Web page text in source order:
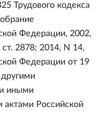
Трудового кодекса
Федерации, 2002,
2878; 2014, N 14,
Федерации от 19
иными
Российской